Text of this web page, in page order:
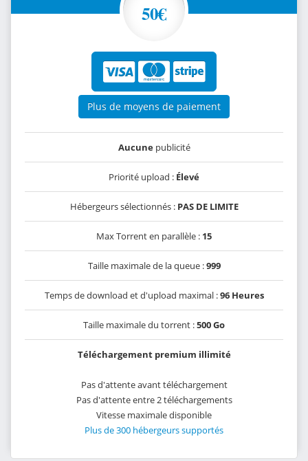
50€
Plus de moyens de paiement
Aucunepublicité
Priorité upload : Élevé
Hébergeurs sélectionnés : PAS DE LIMITE
Max Torrent en parallèle : 15
Taille maximale de la queue :999
Temps de download et d'upload maximal :96 Heures
Taille maximale du torrent :500 Go
Téléchargement premium illimité
Pas d'attente avant téléchargement
Pas d'attente entre 2 téléchargements
Vitesse maximale disponible
Plus de 300 hébergeurs supportés